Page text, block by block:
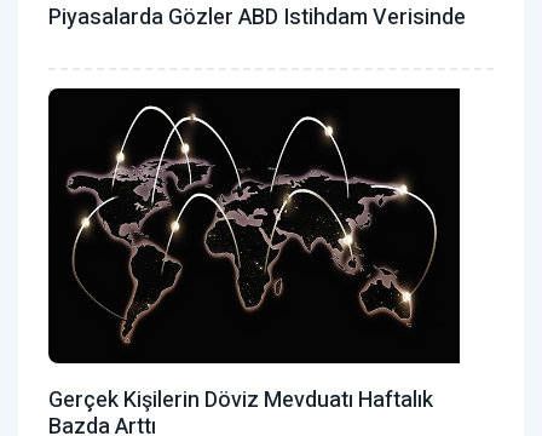
Piyasalarda Gözler ABD Istihdam Verisinde
Gerçek Kişilerin Döviz Mevduatı Haftalık
Bazda Arttı